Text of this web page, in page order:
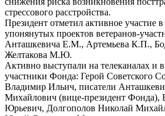
стрессового расстройства.
Президент отметил активное участие
упонянутых проектов ветеранов-
Анташкевича Е.М., Артемьева К.П.,
Желтакова М.Ю.
Активно выступали на телеканалах и
участники Фонда: Герой Советского
Владимир Ильич, писатели
Михайлович (вице-президент Фонда),
Юрьевич, Долгополов Николай